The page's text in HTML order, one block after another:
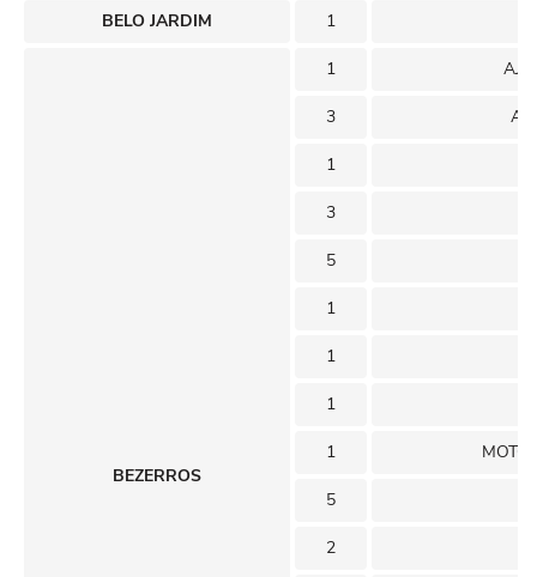
BELO JARDIM 1
BEZERROS
1
3
1
3
5
1
1
1
1
5
2